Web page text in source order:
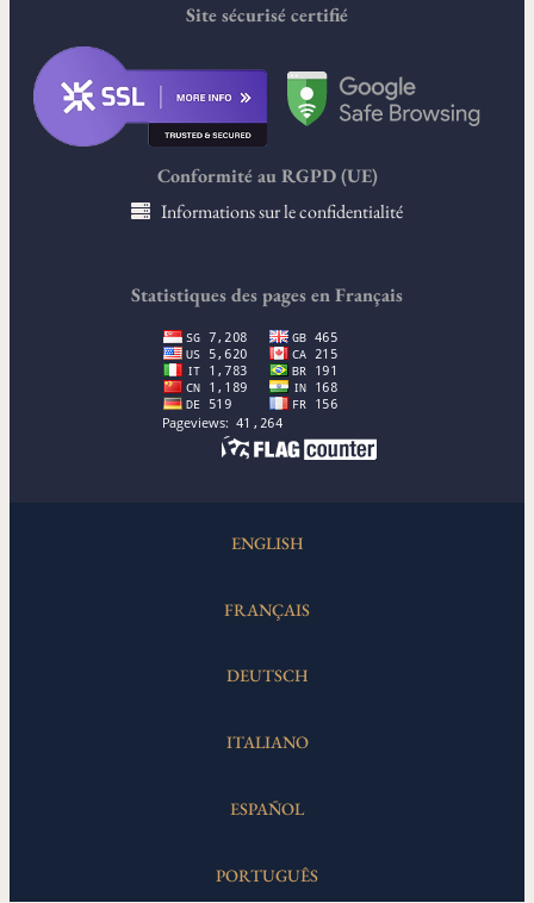
Site sécurisé certifié
Conformité au RGPD (UE)
Informations sur le confidentialité
Statistiques des pages en Français
ENGLISH
FRANÇAIS
DEUTSCH
ITALIANO
ESPAÑOL
PORTUGUÊS